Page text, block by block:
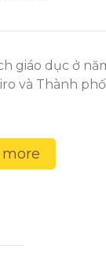
giáo dục ở
và Thành
more